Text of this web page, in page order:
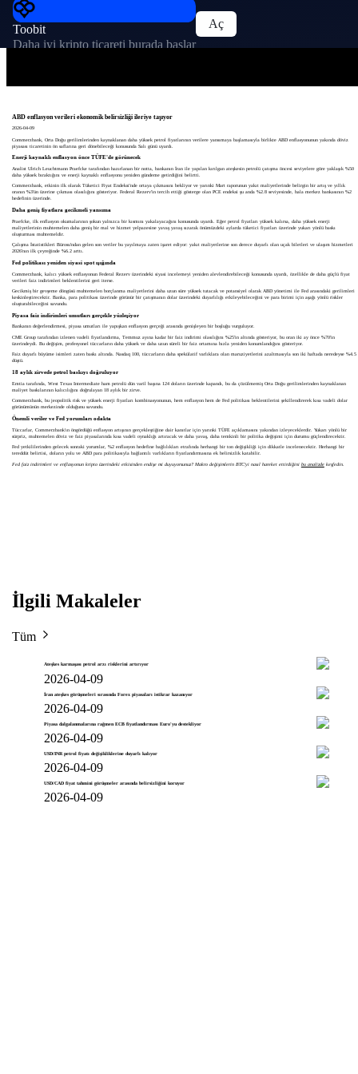
Toobit
Daha iyi kripto ticareti burada başlar
Aç
ABD enflasyon verileri ekonomik belirsizliği ileriye taşıyor
2026-04-09
Commerzbank, Orta Doğu gerilimlerinden kaynaklanan daha yüksek petrol fiyatlarının verilere yansımaya başlamasıyla birlikte ABD enflasyonunun yakında döviz
piyasası ticaretinin ön saflarına geri dönebileceği konusunda Salı günü uyardı.
Enerji kaynaklı enflasyon önce TÜFE'de görünecek
Analist Ulrich Leuchtmann Praefcke tarafından hazırlanan bir notta, bankanın İran ile yapılan kırılgan ateşkesin petrolü çatışma öncesi seviyelere göre yaklaşık %50
daha yüksek bıraktığını ve enerji kaynaklı enflasyonu yeniden gündeme getirdiğini belirtti.
Commerzbank, etkinin ilk olarak Tüketici Fiyat Endeksi'nde ortaya çıkmasını bekliyor ve yarınki Mart raporunun yakıt maliyetlerinde belirgin bir artış ve yıllık
oranın %3'ün üzerine çıkması olasılığını gösteriyor. Federal Rezerv'in tercih ettiği gösterge olan PCE endeksi şu anda %2.8 seviyesinde, hala merkez bankasının %2
hedefinin üzerinde.
Daha geniş fiyatlara gecikmeli yansıma
Praefcke, ilk enflasyon okumalarının şokun yalnızca bir kısmını yakalayacağını konusunda uyardı. Eğer petrol fiyatları yüksek kalırsa, daha yüksek enerji
maliyetlerinin muhtemelen daha geniş bir mal ve hizmet yelpazesine yavaş yavaş sızarak önümüzdeki aylarda tüketici fiyatları üzerinde yukarı yönlü baskı
oluşturması muhtemeldir.
Çalışma İstatistikleri Bürosu'ndan gelen son veriler bu yayılmaya zaten işaret ediyor: yakıt maliyetlerine son derece duyarlı olan uçak biletleri ve ulaşım hizmetleri
2026'nın ilk çeyreğinde %6.2 arttı.
Fed politikası yeniden siyasi spot ışığında
Commerzbank, kalıcı yüksek enflasyonun Federal Rezerv üzerindeki siyasi incelemeyi yeniden alevlendirebileceği konusunda uyardı, özellikle de daha güçlü fiyat
verileri faiz indirimleri beklentilerini geri iterse.
Gecikmiş bir gevşeme döngüsü muhtemelen borçlanma maliyetlerini daha uzun süre yüksek tutacak ve potansiyel olarak ABD yönetimi ile Fed arasındaki gerilimleri
keskinleştirecektir. Banka, para politikası üzerinde görünür bir çatışmanın dolar üzerindeki duyarlılığı etkileyebileceğini ve para birimi için aşağı yönlü riskler
oluşturabileceğini savundu.
Piyasa faiz indirimleri umutları gerçekle yüzleşiyor
Bankanın değerlendirmesi, piyasa umutları ile yapışkan enflasyon gerçeği arasında genişleyen bir boşluğu vurguluyor.
CME Group tarafından izlenen vadeli fiyatlandırma, Temmuz ayına kadar bir faiz indirimi olasılığını %25'in altında gösteriyor, bu oran iki ay önce %70'in
üzerindeydi. Bu değişim, profesyonel tüccarların daha yüksek ve daha uzun süreli bir faiz ortamına hızla yeniden konumlandığını gösteriyor.
Faiz duyarlı büyüme isimleri zaten baskı altında. Nasdaq 100, tüccarların daha spekülatif varlıklara olan maruziyetlerini azaltmasıyla son iki haftada neredeyse %4.5
düştü.
18 aylık zirvede petrol baskıyı doğruluyor
Emtia tarafında, West Texas Intermediate ham petrolü dün varil başına 124 doların üzerinde kapandı, bu da çözülmemiş Orta Doğu gerilimlerinden kaynaklanan
maliyet baskılarının kalıcılığını doğrulayan 18 aylık bir zirve.
Commerzbank, bu jeopolitik risk ve yüksek enerji fiyatları kombinasyonunun, hem enflasyon hem de Fed politikası beklentilerini şekillendirerek kısa vadeli dolar
görünümünün merkezinde olduğunu savundu.
Önemli veriler ve Fed yorumları odakta
Tüccarlar, Commerzbank'ın öngördüğü enflasyon artışının gerçekleştiğine dair kanıtlar için yarınki TÜFE açıklamasını yakından izleyeceklerdir. Yukarı yönlü bir
sürpriz, muhtemelen döviz ve faiz piyasalarında kısa vadeli oynaklığı artıracak ve daha yavaş, daha temkinli bir politika değişimi için durumu güçlendirecektir.
Fed yetkililerinden gelecek sonraki yorumlar, %2 enflasyon hedefine bağlılıkları etrafında herhangi bir ton değişikliği için dikkatle incelenecektir. Herhangi bir
tereddüt belirtisi, doların yolu ve ABD para politikasıyla bağlantılı varlıkların fiyatlandırmasına ek belirsizlik katabilir.
Fed faiz indirimleri ve enflasyonun kripto üzerindeki etkisinden endişe mi duyuyorsunuz? Makro değişimlerin BTC'yi nasıl hareket ettirdiğini bu analizdekeşfedin.
İlgili Makaleler
Tüm
Ateşkes karmaşası petrol arzı risklerini artırıyor
2026-04-09
İran ateşkes görüşmeleri sırasında Forex piyasaları istikrar kazanıyor
2026-04-09
Piyasa dalgalanmalarına rağmen ECB fiyatlandırması Euro'yu destekliyor
2026-04-09
USD/INR petrol fiyatı değişikliklerine duyarlı kalıyor
2026-04-09
USD/CAD fiyat tahmini görüşmeler arasında belirsizliğini koruyor
2026-04-09